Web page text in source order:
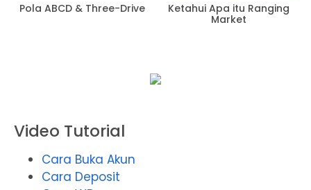
Pola ABCD & Three-Drive
Ketahui Apa itu Ranging
Market
Video Tutorial
Cara Buka Akun
Cara Deposit